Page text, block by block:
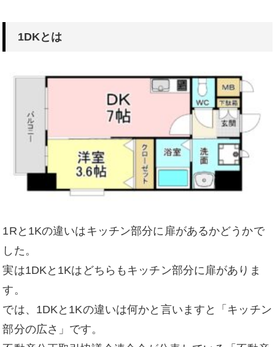
1DKとは
1Rと1Kの違いはキッチン部分に扉があるかどうかで
した。
実は1DKと1Kはどちらもキッチン部分に扉がありま
す。
では、1DKと1Kの違いは何かと言いますと「キッチン
部分の広さ」です。